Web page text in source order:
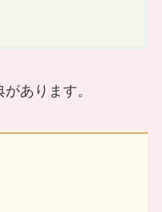
あります。